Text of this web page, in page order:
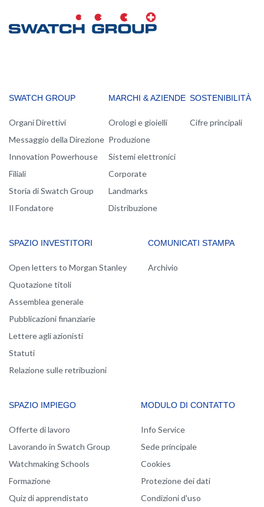
MAIN
NAVIGATION
SWATCH GROUP
Organi Direttivi
Messaggio della Direzione
Innovation Powerhouse
Filiali
Storia di Swatch Group
Il Fondatore
MARCHI & AZIENDE
Orologi e gioielli
Produzione
Sistemi elettronici
Corporate
Landmarks
Distribuzione
SOSTENIBILITÀ
Cifre principali
SPAZIO INVESTITORI
Open letters to Morgan Stanley
Quotazione titoli
Assemblea generale
Pubblicazioni finanziarie
Lettere agli azionisti
Statuti
Relazione sulle retribuzioni
COMUNICATI STAMPA
Archivio
SPAZIO IMPIEGO
Offerte di lavoro
Lavorando in Swatch Group
Watchmaking Schools
Formazione
Quiz di apprendistato
MODULO DI CONTATTO
Info Service
Sede principale
Cookies
Protezione dei dati
Condizioni d'uso